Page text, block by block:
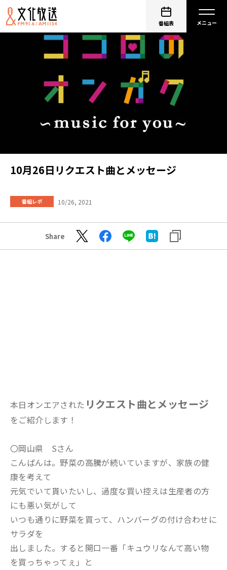
番組表
10月26日リクエスト曲とメッセージ
番組レポ 10/26, 2021
Share
本日オンエアされた リクエスト曲とメッセージ
をご紹介します！
〇岡山県 Sさん
こんばんは。野菜の高騰が続いていますが、家族の健
康を考えて
元気でいて貰いたいし、過度な買い控えは生産者の方
にも悪い気がして
いつも通りに野菜を買って、ハンバーグの付け合わせに
サラダを
出しました。すると開口一番「キュウリなんて高い物
を買っちゃってぇ」と